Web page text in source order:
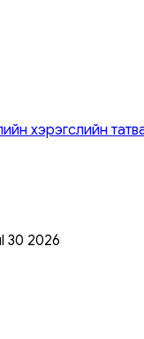
хэрэгслийн
30 2026